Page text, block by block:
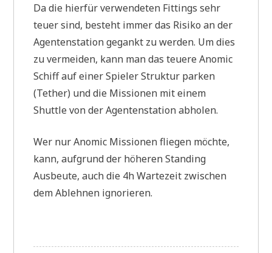
Da die hierfür verwendeten Fittings sehr
teuer sind, besteht immer das Risiko an der
Agentenstation gegankt zu werden. Um dies
zu vermeiden, kann man das teuere Anomic
Schiff auf einer Spieler Struktur parken
(Tether) und die Missionen mit einem
Shuttle von der Agentenstation abholen.
Wer nur Anomic Missionen fliegen möchte,
kann, aufgrund der höheren Standing
Ausbeute, auch die 4h Wartezeit zwischen
dem Ablehnen ignorieren.